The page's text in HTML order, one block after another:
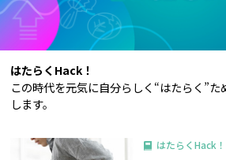
はたらくHack！
この時代を元気に自分らしく“はたらく”
します。
はたらくHack！